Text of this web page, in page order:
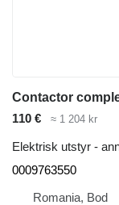
110 € ≈ 1 204 kr
Elektrisk utstyr -
0009763550
Romania, Bod